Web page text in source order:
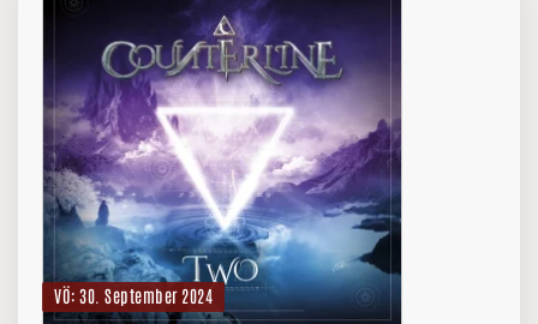
VÖ: 30. September 2024